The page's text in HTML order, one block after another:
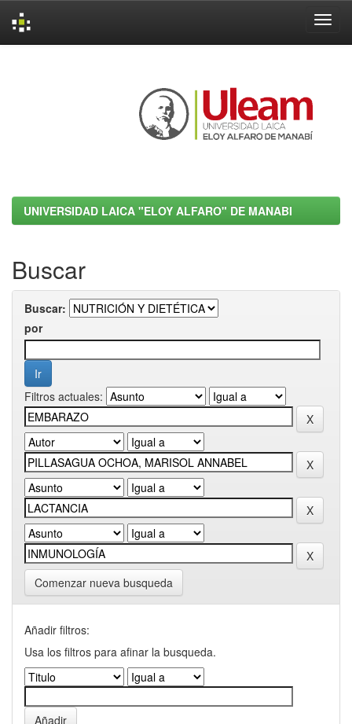
UNIVERSIDAD LAICA "ELOY ALFARO" DE MANABI
Buscar
Buscar:
por
Filtros actuales:
Comenzar nueva busqueda
Añadir filtros:
Usa los filtros para afinar la busqueda.